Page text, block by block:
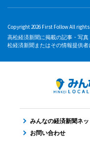
Copyright 2026 First Follow All
高松経済新聞に掲載の記事・写
松経済新聞またはその情報提供者
みんなの経済新聞ネ
お問い合わせ